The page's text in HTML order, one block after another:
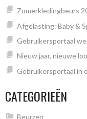
Zomerkledingbeurs
Afgelasting: Baby &
Gebruikersportaal
Nieuw jaar, nieuwe
Gebruikersportaal in
CATEGORIEËN
Beurzen